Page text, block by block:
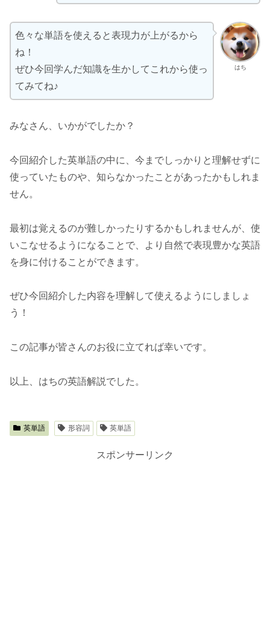
はち
色々な単語を使えると表現力が上がるから
ね！
ぜひ今回学んだ知識を生かしてこれから使っ
てみてね♪
みなさん、いかがでしたか？
今回紹介した英単語の中に、今までしっかりと理解せずに
使っていたものや、知らなかったことがあったかもしれま
せん。
最初は覚えるのが難しかったりするかもしれませんが、使
いこなせるようになることで、より自然で表現豊かな英語
を身に付けることができます。
ぜひ今回紹介した内容を理解して使えるようにしましょ
う！
この記事が皆さんのお役に立てれば幸いです。
以上、はちの英語解説でした。
英単語 形容詞 英単語
スポンサーリンク